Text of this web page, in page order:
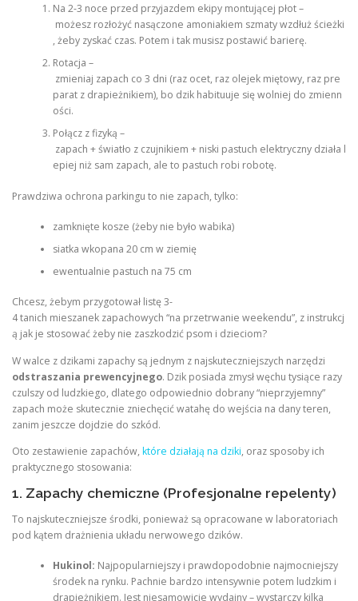
Na 2-3 noce przed przyjazdem ekipy montującej płot –
możesz rozłożyć nasączone amoniakiem szmaty wzdłuż ścieżki
, żeby zyskać czas. Potem i tak musisz postawić barierę.
Rotacja –
zmieniaj zapach co 3 dni (raz ocet, raz olejek miętowy, raz pre
parat z drapieżnikiem), bo dzik habituuje się wolniej do zmienn
ości.
Połącz z fizyką –
zapach + światło z czujnikiem + niski pastuch elektryczny działa l
epiej niż sam zapach, ale to pastuch robi robotę.
Prawdziwa ochrona parkingu to nie zapach, tylko:
zamknięte kosze (żeby nie było wabika)
siatka wkopana 20 cm w ziemię
ewentualnie pastuch na 75 cm
Chcesz, żebym przygotował listę 3-
4 tanich mieszanek zapachowych “na przetrwanie weekendu”, z instrukcj
ą jak je stosować żeby nie zaszkodzić psom i dzieciom?
W walce z dzikami zapachy są jednym z najskuteczniejszych narzędzi
odstraszania prewencyjnego. Dzik posiada zmysł węchu tysiące razy
czulszy od ludzkiego, dlatego odpowiednio dobrany “nieprzyjemny”
zapach może skutecznie zniechęcić watahę do wejścia na dany teren,
zanim jeszcze dojdzie do szkód.
Oto zestawienie zapachów, które działają na dziki, oraz sposoby ich
praktycznego stosowania:
1. Zapachy chemiczne (Profesjonalne repelenty)
To najskuteczniejsze środki, ponieważ są opracowane w laboratoriach
pod kątem drażnienia układu nerwowego dzików.
Hukinol: Najpopularniejszy i prawdopodobnie najmocniejszy
środek na rynku. Pachnie bardzo intensywnie potem ludzkim i
drapieżnikiem. Jest niesamowicie wydajny – wystarczy kilka